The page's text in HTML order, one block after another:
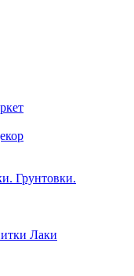
Грунтовки.
Лаки